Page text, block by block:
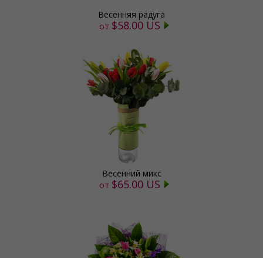
Весенняя радуга
от $58.00 US
Весенний микс
от $65.00 US